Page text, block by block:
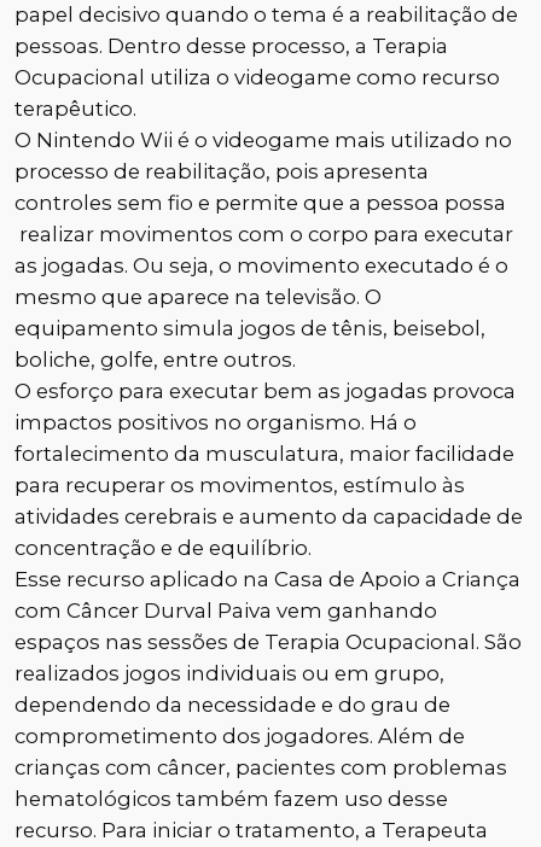
papel decisivo quando o tema é a reabilitação de
pessoas. Dentro desse processo, a Terapia
Ocupacional utiliza o videogame como recurso
terapêutico.
O Nintendo Wii é o videogame mais utilizado no
processo de reabilitação, pois apresenta
controles sem fio e permite que a pessoa possa
realizar movimentos com o corpo para executar
as jogadas. Ou seja, o movimento executado é o
mesmo que aparece na televisão. O
equipamento simula jogos de tênis, beisebol,
boliche, golfe, entre outros.
O esforço para executar bem as jogadas provoca
impactos positivos no organismo. Há o
fortalecimento da musculatura, maior facilidade
para recuperar os movimentos, estímulo às
atividades cerebrais e aumento da capacidade de
concentração e de equilíbrio.
Esse recurso aplicado na Casa de Apoio a Criança
com Câncer Durval Paiva vem ganhando
espaços nas sessões de Terapia Ocupacional. São
realizados jogos individuais ou em grupo,
dependendo da necessidade e do grau de
comprometimento dos jogadores. Além de
crianças com câncer, pacientes com problemas
hematológicos também fazem uso desse
recurso. Para iniciar o tratamento, a Terapeuta